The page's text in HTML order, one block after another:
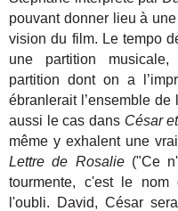
pouvant donner lieu à
vision du film. Le tempo
une partition musicale,
partition dont on a
ébranlerait l’ensemble de
aussi le cas dans César
même y exhalent une
Lettre de Rosalie("Ce
tourmente, c'est le
l'oubli.
David, César